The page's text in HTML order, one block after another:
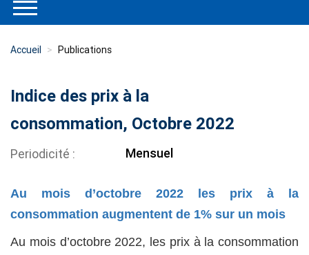
Accueil Publications
Indice des prix à la
consommation, Octobre 2022
Periodicité Mensuel
Au mois d’octobre 2022 les prix à la
consommation augmentent de 1% sur un mois
Au mois d’octobre 2022, les prix à la consommation